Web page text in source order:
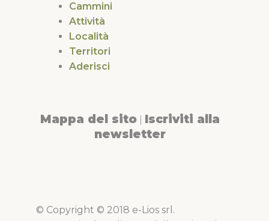
Cammini
Attività
Località
Territori
Aderisci
Mappa del sito Iscriviti alla
newsletter
© Copyright © 2018 e-Lios srl.